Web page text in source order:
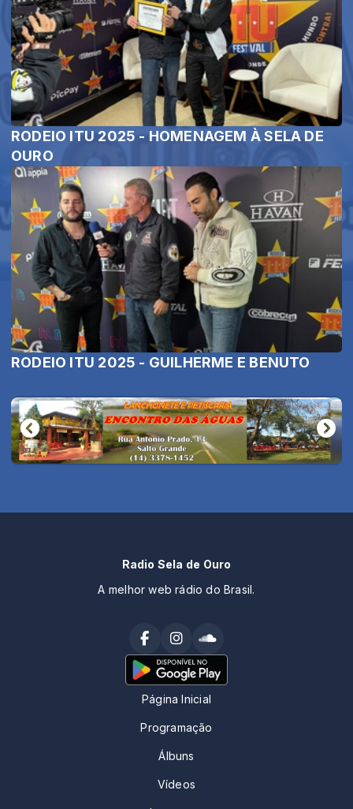
RODEIO ITU 2025 - HOMENAGEM À SELA DE
OURO
RODEIO ITU 2025 - GUILHERME E BENUTO
Radio Sela de Ouro
A melhor web rádio do Brasil.
Página Inicial
Programação
Álbuns
Vídeos